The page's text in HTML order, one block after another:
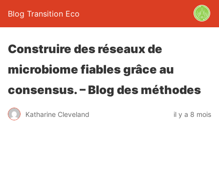
Blog Transition Eco
Construire des réseaux de
microbiome fiables grâce au
consensus. – Blog des méthodes
Katharine Cleveland il y a 8 mois